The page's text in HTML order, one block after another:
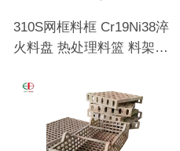
310S网框料框 Cr19Ni38淬
火料盘 热处理料篮 料架工